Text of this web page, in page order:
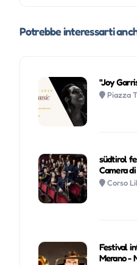
Potrebbe interessarti
"Joy
Piazza
südtirol
Camera
Corso
Festival
Merano -